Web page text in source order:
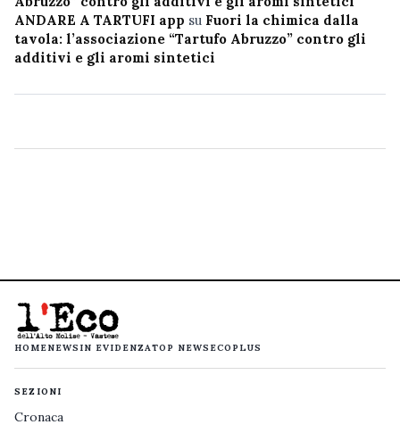
ANDARE A TARTUFI app su Fuori la chimica dalla
tavola: l’associazione “Tartufo Abruzzo” contro gli
additivi e gli aromi sintetici
HOMENEWS IN EVIDENZATOP NEWS ECOPLUS
SEZIONI
Cronaca